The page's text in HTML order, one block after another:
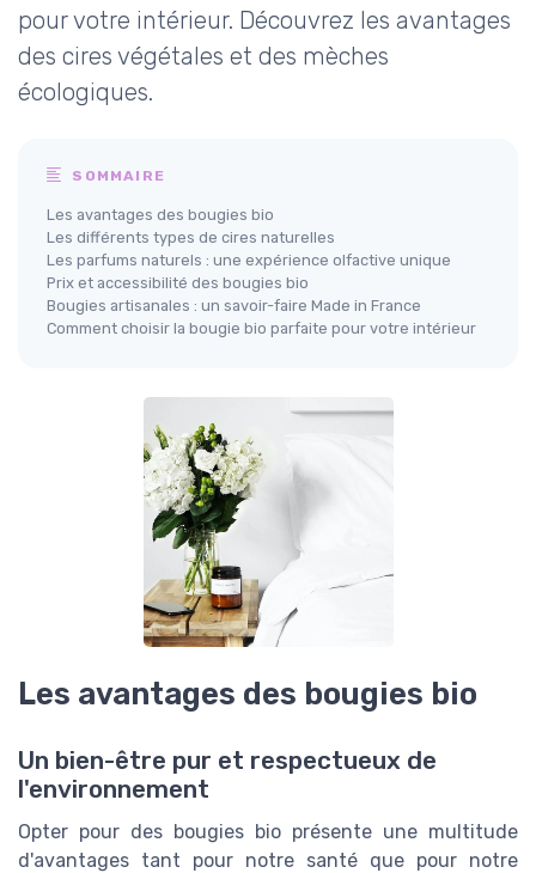
pour votre intérieur. Découvrez les avantages
des cires végétales et des mèches
écologiques.
SOMMAIRE
Les avantages des bougies bio
Les différents types de cires naturelles
Les parfums naturels : une expérience olfactive unique
Prix et accessibilité des bougies bio
Bougies artisanales : un savoir-faire Made in France
Comment choisir la bougie bio parfaite pour votre intérieur
Les avantages des bougies bio
Un bien-être pur et respectueux de
l'environnement
Opter pour des bougies bio présente une multitude
d'avantages tant pour notre santé que pour notre